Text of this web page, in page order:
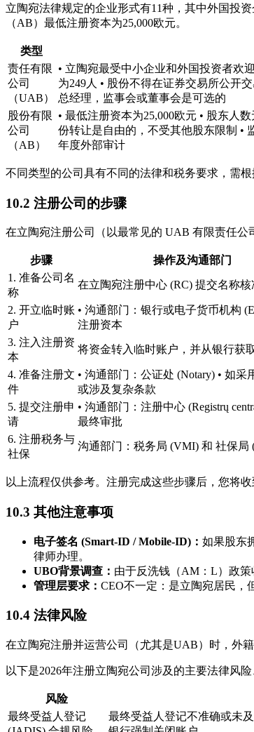
立陶宛法律规定的企业形式有11种，其中外国投
（AB）最低注册资本为25,000欧元。
类型
责任有限
公司
（UAB）
• 立陶宛最受中小企业和外国投资者欢
为249人 • 股份不得在证券交易所公开
总经理，监事会或董事会是可选的
股份有限
公司
（AB）
• 最低注册资本为25,000欧元 • 股东人
份转让是自由的，不受其他股东限制 •
年度外部审计
不同类型的公司具有不同的法律和税务要求，需根
10.2 注册公司的步骤
在立陶宛注册公司（以最常见的 UAB 有限责任公
步骤 操作及沟通部门
1. 准备公司名
称
在立陶宛注册中心 (RC) 提交名称
2. 开立临时账
户
• 沟通部门：银行或电子货币机构
注册资本
3. 注入注册资
本
将资金转入临时账户，并从银行获
4. 准备注册文
件
• 沟通部门：公证处 (Notary) • 如采
或涉及复杂条款
5. 提交注册申
请
• 沟通部门：注册中心 (Registrų
最终审批
6. 注册税务与
社保
沟通部门：税务局 (VMI) 和 社保局
以上流程仅供参考。注册完成这些步骤后，您将
10.3 其他注意事项
电子签名 (Smart-ID / Mobile-ID)： 如果股东
律师办理。
UBO背景调查： 由于反洗钱（AM：L）政策
管理层要求： CEO不一定：是立陶宛居民，
10.4 法律风险
在立陶宛注册并运营公司（尤其是UAB）时，外
以下是2026年注册立陶宛公司涉及的主要法律风险
风险
最终受益人登记
最终受益人登记不准确或未